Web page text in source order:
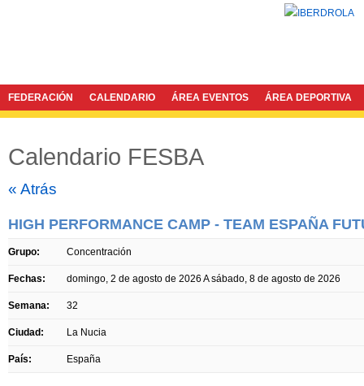
FEDERACIÓN CALENDARIO ÁREA EVENTOS ÁREA DEPORTIVA
Calendario FESBA
« Atrás
HIGH PERFORMANCE CAMP - TEAM ESPAÑA
Grupo: Concentración
Fechas: domingo, 2 de agosto de 2026 Asábado, 8 de agosto de 2026
Semana: 32
Ciudad: La Nucia
País: España